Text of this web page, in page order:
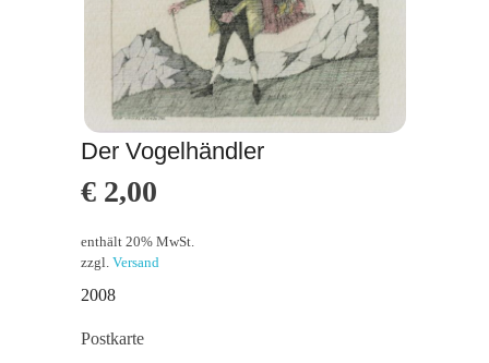
Der Vogelhändler
€ 2,00
enthält 20% MwSt.
zzgl. Versand
2008
Postkarte